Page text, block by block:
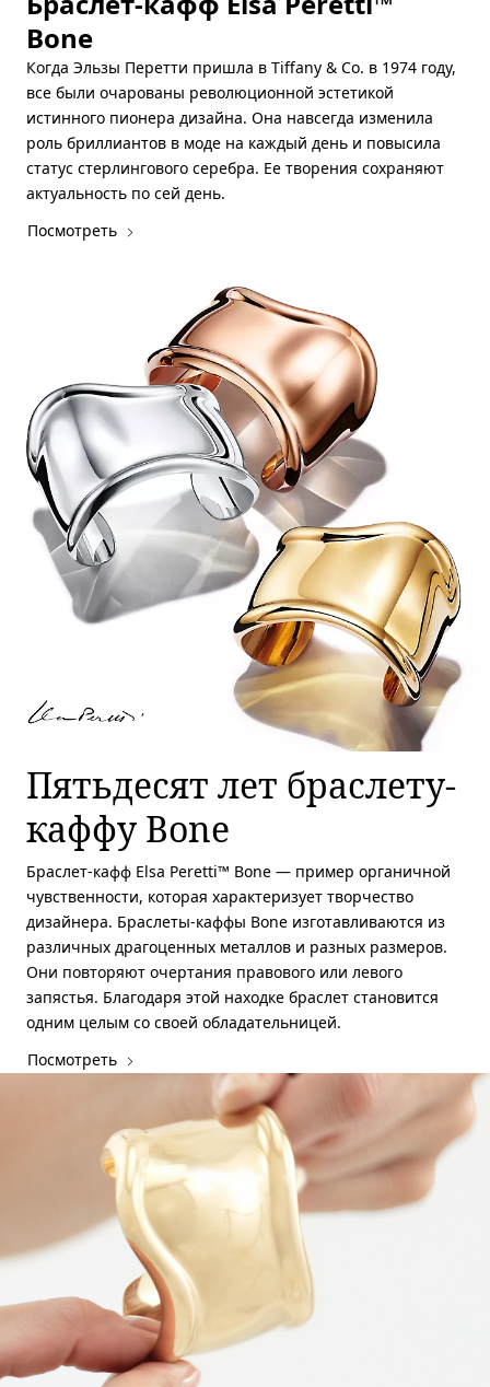
Bone
Когда Эльзы Перетти пришла в Tiffany & Co. в 1974 году,
все были очарованы революционной эстетикой
истинного пионера дизайна. Она навсегда изменила
роль бриллиантов в моде на каждый день и повысила
статус стерлингового серебра. Ее творения сохраняют
актуальность по сей день.
Посмотреть
Пятьдесят лет браслету-
каффу Bone
Браслет-кафф Elsa Peretti™ Bone — пример органичной
чувственности, которая характеризует творчество
дизайнера. Браслеты-каффы Bone изготавливаются из
различных драгоценных металлов и разных размеров.
Они повторяют очертания правового или левого
запястья. Благодаря этой находке браслет становится
одним целым со своей обладательницей.
Посмотреть